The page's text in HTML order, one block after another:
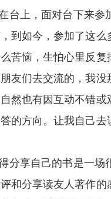
台上，面对台下来
到如今，参加了这
苦恼，生怕心里反
友们去交流的，我
然也有因互动不错
的方向。让我自己
分享自己的书是一
和分享读友人著作